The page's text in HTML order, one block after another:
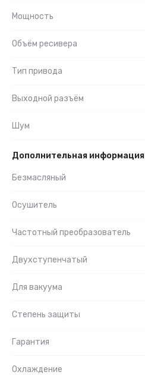
Мощность
Объём ресивера
Тип привода
Выходной разъём
Шум
Дополнительная информация
Безмасляный
Осушитель
Частотный преобразователь
Двухступенчатый
Для вакуума
Степень защиты
Гарантия
Охлаждение